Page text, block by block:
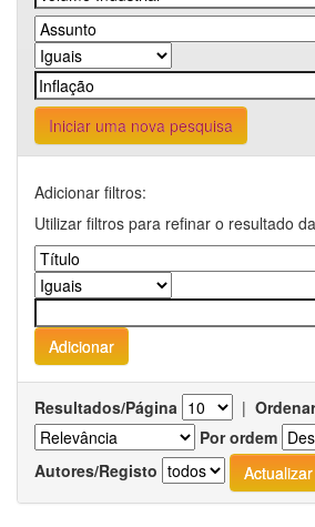
Iniciar uma nova pesquisa
Adicionar filtros:
Utilizar filtros para refinar o resultado
Resultados/Página |
Por ordem
Autores/Registo